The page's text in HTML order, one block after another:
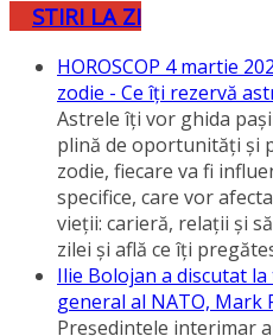
STIRI LA ZI
HOROSCOP 4 martie
zodie - Ce îţi rezervă
Astrele îţi vor ghida
plină de oportunităţi şi
zodie, fiecare va fi
specifice, care vor
vieţii: carieră, relaţii şi
zilei şi află ce îţi
Ilie Bolojan a discutat
general al NATO, Mark
Preşedintele interimar